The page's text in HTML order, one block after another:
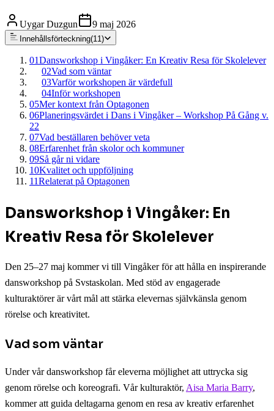
Uygar Duzgun 9 maj 2026
Innehållsförteckning(11 )
01Dansworkshop i Vingåker: En Kreativ Resa för Skolelever
02Vad som väntar
03Varför workshopen är värdefull
04Inför workshopen
05Mer kontext från Optagonen
06Planeringsvärdet i Dans i Vingåker – Workshop På Gång v.
22
07Vad beställaren behöver veta
08Erfarenhet från skolor och kommuner
09Så går ni vidare
10Kvalitet och uppföljning
11Relaterat på Optagonen
Dansworkshop i Vingåker: En
Kreativ Resa för Skolelever
Den 25–27 maj kommer vi till Vingåker för att hålla en inspirerande
dansworkshop på Svstaskolan. Med stöd av engagerade
kulturaktörer är vårt mål att stärka elevernas självkänsla genom
rörelse och kreativitet.
Vad som väntar
Under vår dansworkshop får eleverna möjlighet att uttrycka sig
genom rörelse och koreografi. Vår kulturaktör, Aisa Maria Barry,
kommer att guida deltagarna genom en resa av kreativ erfarenhet